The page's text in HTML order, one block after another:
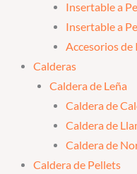
Insertable a
Insertable a
Accesorios de
Calderas
Caldera de Leña
Caldera de
Caldera de
Caldera de
Caldera de Pellets